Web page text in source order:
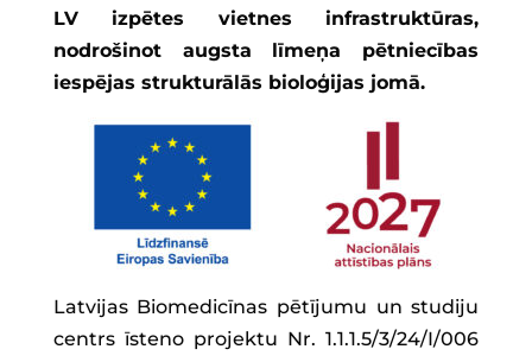
LV izpētes vietnes infrastruktūras,
nodrošinot augsta līmeņa pētniecības
iespējas strukturālās bioloģijas jomā.
Latvijas Biomedicīnas pētījumu un studiju
centrs īsteno projektu Nr. 1.1.1.5/3/24/I/006